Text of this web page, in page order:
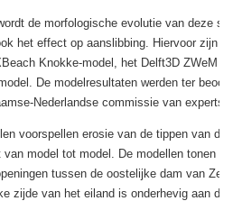
de morfologische evolutie van deze
het effect op aanslibbing. Hiervoor zijn
Knokke-model, het Delft3D ZWeM
De modelresultaten werden ter
Nederlandse commissie van experts.
voorspellen erosie van de tippen van de
model tot model. De modellen tonen
tussen de oostelijke dam van
zijde van het eiland is onderhevig aan de